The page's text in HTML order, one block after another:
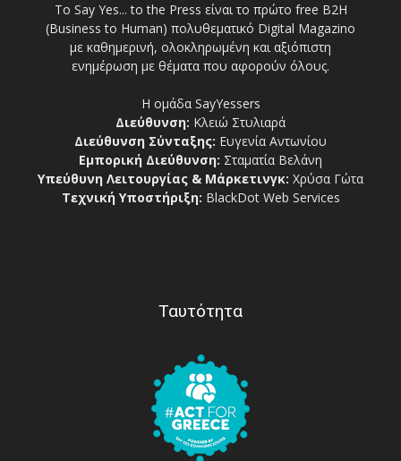
Το Say Yes... to the Press είναι το πρώτο free Β2Η
(Business to Human) πολυθεματικό Digital Magazino
με καθημερινή, ολοκληρωμένη και αξιόπιστη
ενημέρωση με θέματα που αφορούν όλους.
Η ομάδα SayYessers
Διεύθυνση: Κλειώ Στυλιαρά
Διεύθυνση Σύνταξης: Ευγενία Αντωνίου
Εμπορική Διεύθυνση: Σταματία Βελάνη
Υπεύθυνη Λειτουργίας & Μάρκετινγκ: Χρύσα Γώτα
Τεχνική Υποστήριξη: BlackDot Web Services
Ταυτότητα